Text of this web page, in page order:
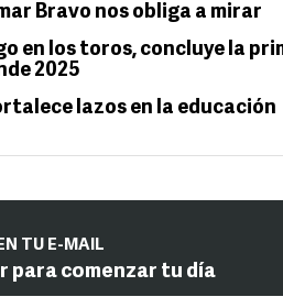
Bravo nos obliga a mirar
en los toros, concluye la
2025
lazos en la educación
TU E-MAIL
para comenzar tu día